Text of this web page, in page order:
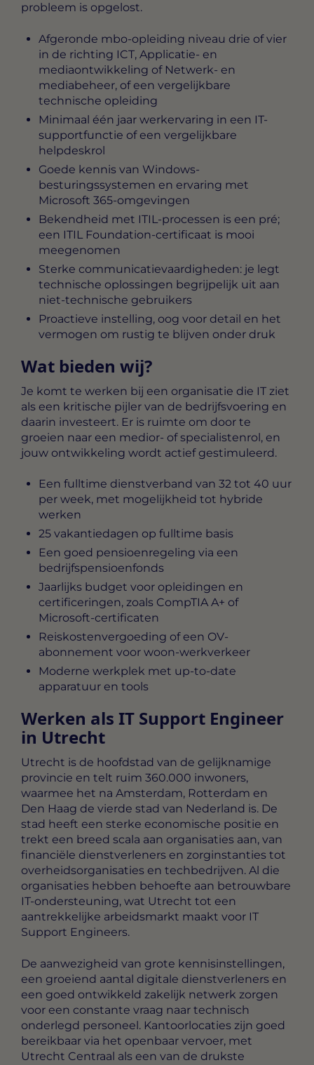
probleem is opgelost.
Afgeronde mbo-opleiding niveau drie of vier
in de richting ICT, Applicatie- en
mediaontwikkeling of Netwerk- en
mediabeheer, of een vergelijkbare
technische opleiding
Minimaal één jaar werkervaring in een IT-
supportfunctie of een vergelijkbare
helpdeskrol
Goede kennis van Windows-
besturingssystemen en ervaring met
Microsoft 365-omgevingen
Bekendheid met ITIL-processen is een pré;
een ITIL Foundation-certificaat is mooi
meegenomen
Sterke communicatievaardigheden: je legt
technische oplossingen begrijpelijk uit aan
niet-technische gebruikers
Proactieve instelling, oog voor detail en het
vermogen om rustig te blijven onder druk
Wat bieden wij?
Je komt te werken bij een organisatie die IT ziet
als een kritische pijler van de bedrijfsvoering en
daarin investeert. Er is ruimte om door te
groeien naar een medior- of specialistenrol, en
jouw ontwikkeling wordt actief gestimuleerd.
Een fulltime dienstverband van 32 tot 40 uur
per week, met mogelijkheid tot hybride
werken
25 vakantiedagen op fulltime basis
Een goed pensioenregeling via een
bedrijfspensioenfonds
Jaarlijks budget voor opleidingen en
certificeringen, zoals CompTIA A+ of
Microsoft-certificaten
Reiskostenvergoeding of een OV-
abonnement voor woon-werkverkeer
Moderne werkplek met up-to-date
apparatuur en tools
Werken als IT Support Engineer
in Utrecht
Utrecht is de hoofdstad van de gelijknamige
provincie en telt ruim 360.000 inwoners,
waarmee het na Amsterdam, Rotterdam en
Den Haag de vierde stad van Nederland is. De
stad heeft een sterke economische positie en
trekt een breed scala aan organisaties aan, van
financiële dienstverleners en zorginstanties tot
overheidsorganisaties en techbedrijven. Al die
organisaties hebben behoefte aan betrouwbare
IT-ondersteuning, wat Utrecht tot een
aantrekkelijke arbeidsmarkt maakt voor IT
Support Engineers.
De aanwezigheid van grote kennisinstellingen,
een groeiend aantal digitale dienstverleners en
een goed ontwikkeld zakelijk netwerk zorgen
voor een constante vraag naar technisch
onderlegd personeel. Kantoorlocaties zijn goed
bereikbaar via het openbaar vervoer, met
Utrecht Centraal als een van de drukste